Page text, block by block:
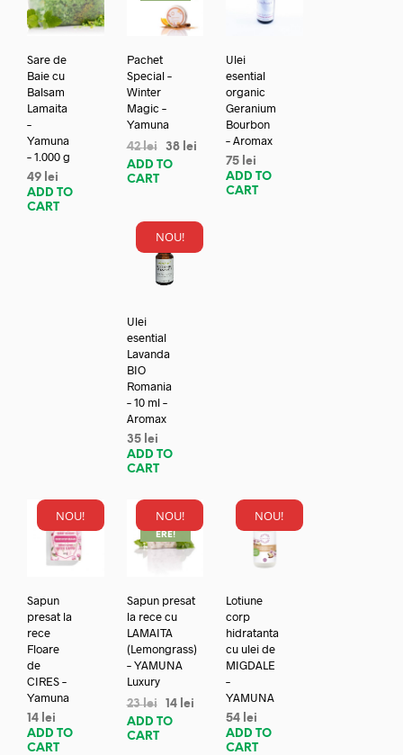
Sare de
Baie cu
Balsam
Lamaita
–
Yamuna
– 1.000 g
49 lei
ADD TO
CART
Pachet
Special –
Winter
Magic –
Yamuna
42lei 38 lei
ADD TO
CART
Ulei
esential
organic
Geranium
Bourbon
– Aromax
75 lei
ADD TO
CART
NOU!
Ulei
esential
Lavanda
BIO
Romania
– 10 ml –
Aromax
35 lei
ADD TO
CART
NOU!
Sapun
presat la
rece
Floare
de
CIRES –
Yamuna
14 lei
ADD TO
CART
NOU!
REDUC
ERE!
Sapun presat
la rece cu
LAMAITA
(Lemongrass)
– YAMUNA
Luxury
23lei 14 lei
ADD TO
CART
NOU!
Lotiune
corp
hidratanta
cu ulei de
MIGDALE
–
YAMUNA
54 lei
ADD TO
CART